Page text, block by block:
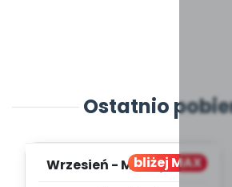
Ostatnio
bliżej MAX
Wrzesień - MIESIĘCZNY